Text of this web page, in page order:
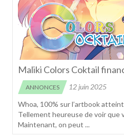
Maliki Colors Coktail
ANNONCES
12 juin 2025
Whoa, 100% sur l’artbook
Tellement heureuse de voir que
Maintenant, on peut ...